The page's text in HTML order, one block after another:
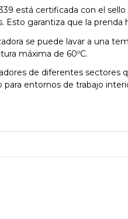
está certificada con el
Esto garantiza que la
se puede lavar a una
máxima de 60ºC.
de diferentes
entornos de trabajo